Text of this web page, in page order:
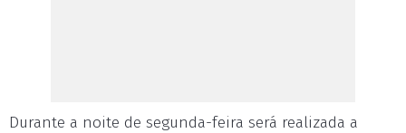
Durante a noite de segunda-feira será realizada a